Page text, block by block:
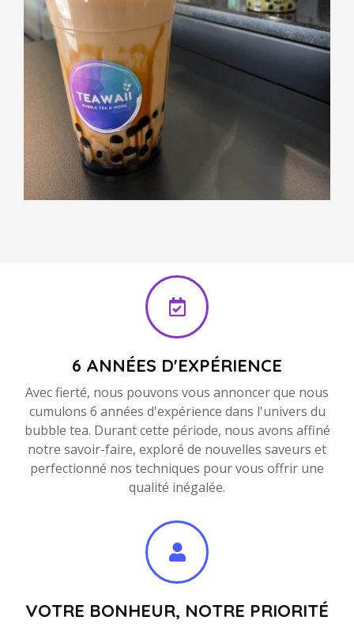
6 ANNÉES D'EXPÉRIENCE
Avec fierté, nous pouvons vous annoncer que nous
cumulons 6 années d'expérience dans l'univers du
bubble tea. Durant cette période, nous avons affiné
notre savoir-faire, exploré de nouvelles saveurs et
perfectionné nos techniques pour vous offrir une
qualité inégalée.
VOTRE BONHEUR, NOTRE PRIORITÉ